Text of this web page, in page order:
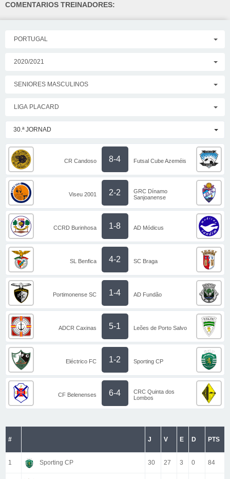
COMENTARIOS TREINADORES:
PORTUGAL
2020/2021
SENIORES MASCULINOS
LIGA PLACARD
30.ª JORNAD
CR Candoso 8-4 Futsal Cube Azeméis
Viseu 2001 2-2
GRC Dínamo
Sanjoanense
CCRD Burinhosa 1-8 AD Módicus
SL Benfica 4-2 SC Braga
Portimonense SC 1-4 AD Fundão
ADCR Caxinas 5-1 Leões de Porto Salvo
Eléctrico FC 1-2 Sporting CP
CF Belenenses 6-4
CRC Quinta dos
Lombos
# J V E D PTS
1 Sporting CP 30 27 3 0 84